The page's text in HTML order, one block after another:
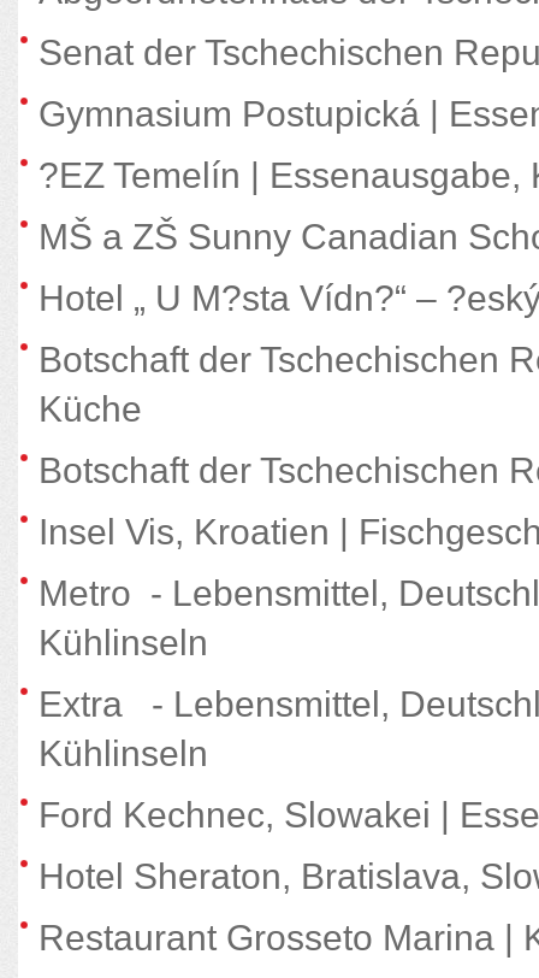
Senat der Tschechischen
Gymnasium Postupická |
?EZ Temelín | Essenausgabe,
MŠ a ZŠ Sunny Canadian
Hotel „ U M?sta Vídn?“ –
Botschaft der Tschechischen
Küche
Botschaft der Tschechischen
Insel Vis, Kroatien |
Metro - Lebensmittel,
Kühlinseln
Extra - Lebensmittel,
Kühlinseln
Ford Kechnec, Slowakei |
Hotel Sheraton, Bratislava,
Restaurant Grosseto Marina |